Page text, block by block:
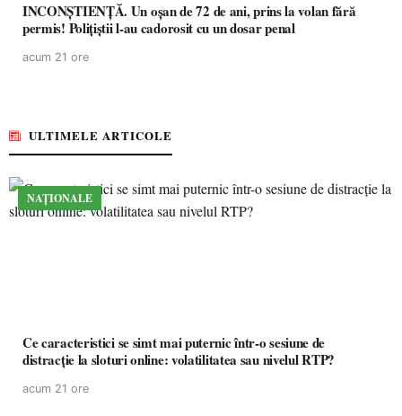
INCONȘTIENȚĂ. Un oșan de 72 de ani, prins la volan fără
permis! Polițiștii l-au cadorosit cu un dosar penal
acum 21 ore
ULTIMELE ARTICOLE
NAȚIONALE
Ce caracteristici se simt mai puternic într-o sesiune de
distracție la sloturi online: volatilitatea sau nivelul RTP?
acum 21 ore